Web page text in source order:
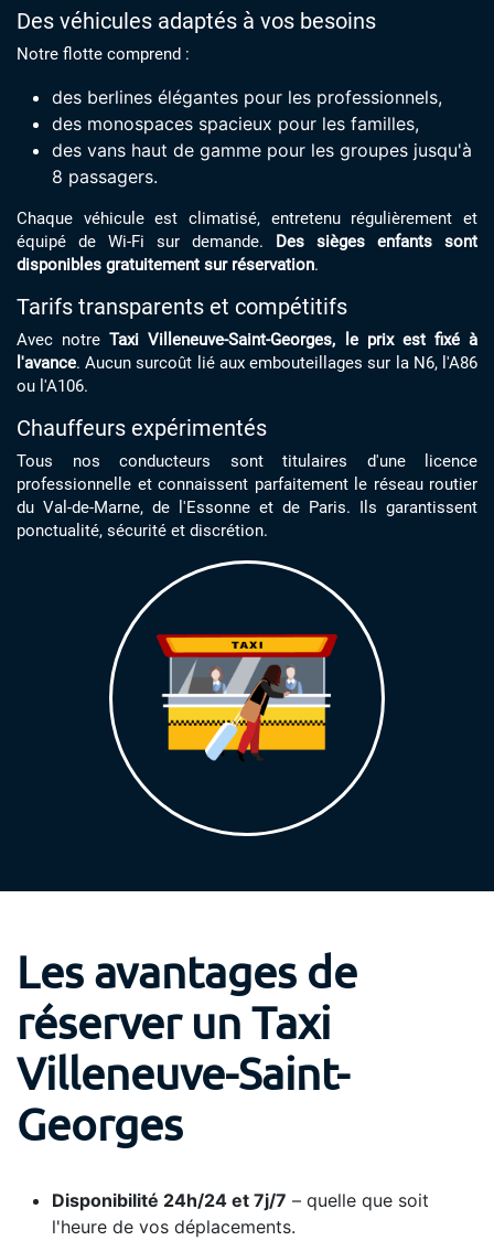
Des véhicules adaptés à vos besoins
Notre flotte comprend :
des berlines élégantes pour les professionnels,
des monospaces spacieux pour les familles,
des vans haut de gamme pour les groupes jusqu'à
8 passagers.
Chaque véhicule est climatisé, entretenu régulièrement et
équipé de Wi-Fi sur demande. Des sièges enfants sont
disponibles gratuitement sur réservation.
Tarifs transparents et compétitifs
Avec notreTaxi Villeneuve-Saint-Georges, le prix est fixé à
l'avance. Aucun surcoût lié aux embouteillages sur la N6, l'A86
ou l'A106.
Chauffeurs expérimentés
Tous nos conducteurs sont titulaires d'une licence
professionnelle et connaissent parfaitement le réseau routier
du Val-de-Marne, de l'Essonne et de Paris. Ils garantissent
ponctualité, sécurité et discrétion.
Les avantages de
réserver un Taxi
Villeneuve-Saint-
Georges
Disponibilité 24h/24 et 7j/7 – quelle que soit
l'heure de vos déplacements.